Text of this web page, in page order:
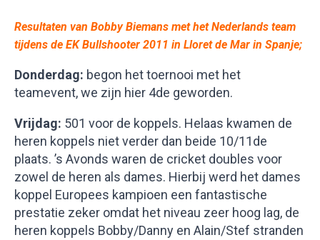
Resultaten van Bobby Biemans met het Nederlands team
tijdens de EK Bullshooter 2011 in Lloret de Mar in Spanje;
Donderdag: begon het toernooi met het
teamevent, we zijn hier 4de geworden.
Vrijdag: 501 voor de koppels. Helaas kwamen de
heren koppels niet verder dan beide 10/11de
plaats. ’s Avonds waren de cricket doubles voor
zowel de heren als dames. Hierbij werd het dames
koppel Europees kampioen een fantastische
prestatie zeker omdat het niveau zeer hoog lag, de
heren koppels Bobby/Danny en Alain/Stef stranden